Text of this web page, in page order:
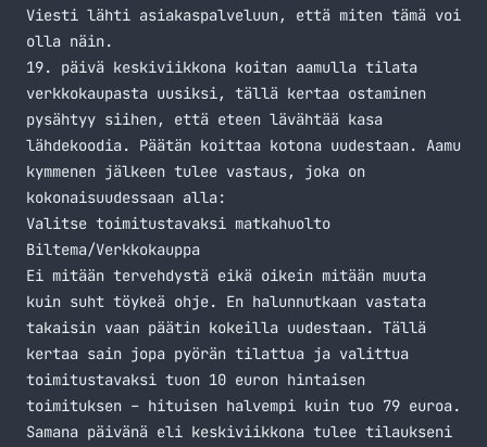
Viesti lähti asiakaspalveluun, että miten tämä voi
olla näin.
19. päivä keskiviikkona koitan aamulla tilata
verkkokaupasta uusiksi, tällä kertaa ostaminen
pysähtyy siihen, että eteen lävähtää kasa
lähdekoodia. Päätän koittaa kotona uudestaan. Aamu
kymmenen jälkeen tulee vastaus, joka on
kokonaisuudessaan alla:
Valitse toimitustavaksi matkahuolto
Biltema/Verkkokauppa
Ei mitään tervehdystä eikä oikein mitään muuta
kuin suht töykeä ohje. En halunnutkaan vastata
takaisin vaan päätin kokeilla uudestaan. Tällä
kertaa sain jopa pyörän tilattua ja valittua
toimitustavaksi tuon 10 euron hintaisen
toimituksen – hituisen halvempi kuin tuo 79 euroa.
Samana päivänä eli keskiviikkona tulee tilaukseni